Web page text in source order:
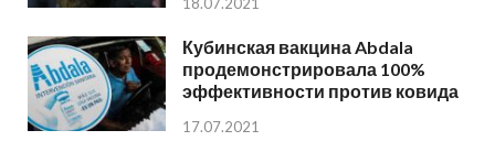
Кубинская вакцина Abdala
продемонстрировала 100%
эффективности против ковида
17.07.2021